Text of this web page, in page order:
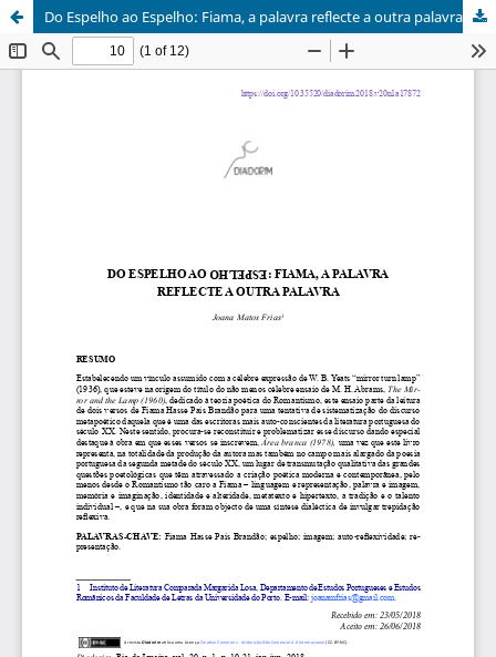
Do Espelho ao Espelho: Fiama, a palavra reflecte a outra palavra